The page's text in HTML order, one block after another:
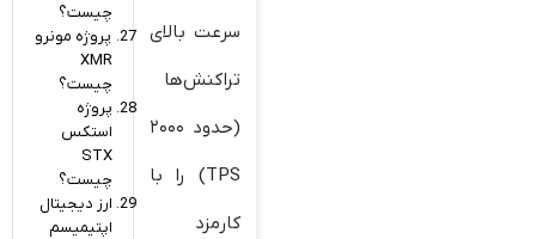
سرعت بالای
تراکنش‌ها
(حدود ۲۰۰۰
TPS) را با
کارمزد
چیست؟
پروژه مونرو
XMR
چیست؟
پروژه
استکس
STX
چیست؟
ارز دیجیتال
اپتیمیسم